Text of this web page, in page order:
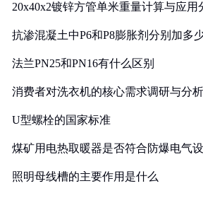
20x40x2镀锌方管单米重量计算与应用
抗渗混凝土中P6和P8膨胀剂分别加多
法兰PN25和PN16有什么区别
消费者对洗衣机的核心需求调研与分析
U型螺栓的国家标准
煤矿用电热取暖器是否符合防爆电气
照明母线槽的主要作用是什么